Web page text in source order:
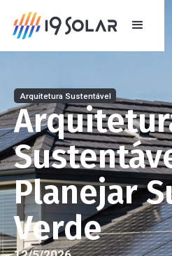
Arquitetura Sustentável
Planejar
Verde